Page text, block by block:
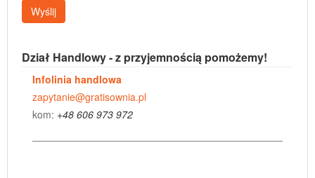
Wyślij
Dział Handlowy - z przyjemnością pomożemy!
Infolinia handlowa
zapytanie@gratisownia.pl
kom: +48 606 973 972